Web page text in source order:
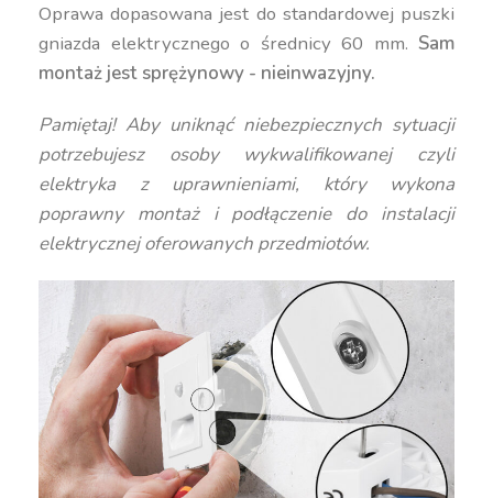
Oprawa dopasowana jest do standardowej puszki
gniazda elektrycznego o średnicy 60 mm. Sam
montaż jest sprężynowy - nieinwazyjny.
Pamiętaj! Aby uniknąć niebezpiecznych sytuacji
potrzebujesz osoby wykwalifikowanej czyli
elektryka z uprawnieniami, który wykona
poprawny montaż i podłączenie do instalacji
elektrycznej oferowanych przedmiotów.